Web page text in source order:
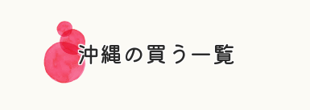
沖縄の買う一覧